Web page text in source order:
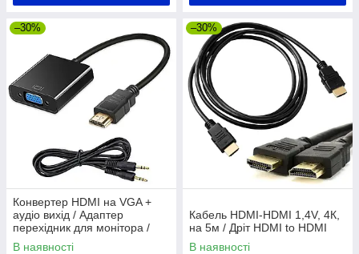
–30%
Конвертер HDMI на VGA +
аудіо вихід / Адаптер
перехідник для монітора /
Відеокабель
В наявності
–30%
Кабель HDMI-HDMI 1,4V, 4К,
на 5м / Дріт HDMI to HDMI
В наявності